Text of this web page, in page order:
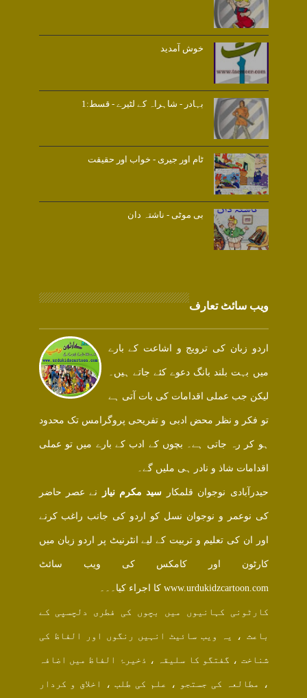
خوش آمدید
بہادر - شاہراہ کے لٹیرے - قسط:1
ٹام اور جیری - خواب اور حقیقت
بی موٹی - ناشتہ دان
ویب سائٹ تعارف
اردو زبان کی ترویج و اشاعت کے بارے
میں بہت بلند بانگ دعوے کئے جاتے ہیں۔
لیکن جب عملی اقدامات کی بات آتی ہے
تو فکر و نظر محض ادبی و تفریحی پروگرامس تک محدود
ہو کر رہ جاتی ہے۔ بچوں کے ادب کے بارے میں تو عملی
اقدامات شاذ و نادر ہی ملیں گے۔
حیدرآبادی نوجوان قلمکار سید مکرم نیاز نے عصر حاضر
کی نوعمر و نوجوان نسل کو اردو کی جانب راغب کرنے
اور ان کی تعلیم و تربیت کے لیے انٹرنیٹ پر اردو زبان میں
کارٹون اور کامکس کی ویب سائٹ
www.urdukidzcartoon.com کا اجراء کیا۔۔۔
کارٹونی کہانیوں میں بچوں کی فطری دلچسپی کے
باعث ، یہ ویب سائیٹ انہیں رنگوں اور الفاظ کی
شناخت ، گفتگو کا سلیقہ ، ذخیرۂ الفاظ میں اضافہ
، مطالعہ کی جستجو ، علم کی طلب ، اخلاق و کردار